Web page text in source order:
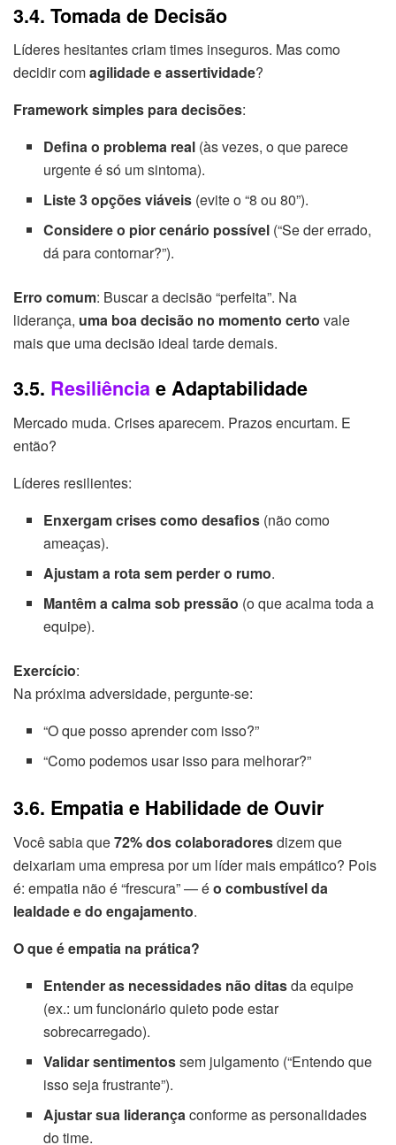
3.4. Tomada de Decisão
Líderes hesitantes criam times inseguros. Mas como
decidir comagilidade e assertividade?
Framework simples para decisões:
Defina o problema real (às vezes, o que parece
urgente é só um sintoma).
Liste 3 opções viáveis (evite o “8 ou 80”).
Considere o pior cenário possível (“Se der errado,
dá para contornar?”).
Erro comum: Buscar a decisão “perfeita”. Na
liderança, uma boa decisão no momento certo vale
mais que uma decisão ideal tarde demais.
3.5. Resiliênciae Adaptabilidade
Mercado muda. Crises aparecem. Prazos encurtam. E
então?
Líderes resilientes:
Enxergam crises como desafios (não como
ameaças).
Ajustam a rota sem perder o rumo.
Mantêm a calma sob pressão (o que acalma toda a
equipe).
Exercício:
Na próxima adversidade, pergunte-se:
“O que posso aprender com isso?”
“Como podemos usar isso para melhorar?”
3.6. Empatia e Habilidade de Ouvir
Você sabia que72% dos colaboradoresdizem que
deixariam uma empresa por um líder mais empático? Pois
é: empatia não é “frescura” — éo combustível da
lealdade e do engajamento.
O que é empatia na prática?
Entender as necessidades não ditasda equipe
(ex.: um funcionário quieto pode estar
sobrecarregado).
Validar sentimentossem julgamento (“Entendo que
isso seja frustrante”).
Ajustar sua liderançaconforme as personalidades
do time.